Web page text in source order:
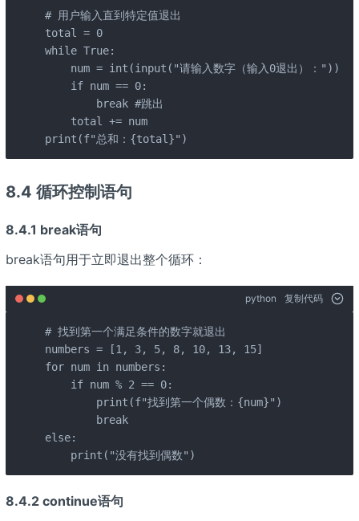
# 用户输入直到特定值退出
total = 0
while True:
    num = int(input("请输入数字（输入0退出）："))
    if num == 0:
        break #跳出
    total += num
print(f"总和：{total}")
8.4 循环控制语句
8.4.1 break语句
break语句用于立即退出整个循环：
python 复制代码
# 找到第一个满足条件的数字就退出
numbers = [1, 3, 5, 8, 10, 13, 15]
for num in numbers:
    if num % 2 == 0:
        print(f"找到第一个偶数：{num}")
        break
else:
    print("没有找到偶数")
8.4.2 continue语句